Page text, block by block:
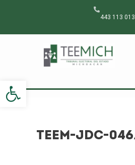
Abrir barra de herramientas
443 113
TEEM-JDC-